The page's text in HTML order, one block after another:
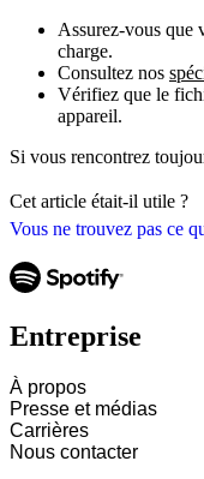
Vous ne trouvez pas ce
Assurez-vous que
charge.
Consultez nos
Vérifiez que le
appareil.
Si vous rencontrez
Cet article était-il utile ?
Entreprise
À propos
Presse et médias
Carrières
Nous contacter